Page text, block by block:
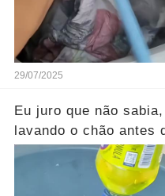
29/07/2025
Eu juro que não
lavando o chão antes